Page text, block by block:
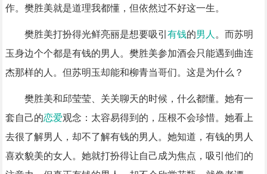
作。樊胜美就是道理我都懂，但依然过不好这一生。
樊胜美打扮得光鲜亮丽是想要吸引 有钱的男人 。而苏明
玉身边个个都是有钱的男人。樊胜美参加酒会只能遇到曲连
杰那样的人。但苏明玉却能和柳青当哥们。这是为什么？
樊胜美和邱莹莹、关关聊天的时候，什么都懂。她有一
套自己的恋爱观念：太容易得到的，压根不会珍惜。她看上
去很了解男人，却不了解有钱的男人。她知道，有钱的男人
喜欢貌美的女人。她就打扮得让自己成为焦点，吸引他们的